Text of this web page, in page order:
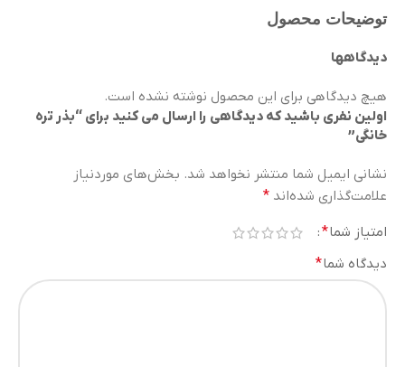
توضیحات محصول
دیدگاهها
هیچ دیدگاهی برای این محصول نوشته نشده است.
اولین نفری باشید که دیدگاهی را ارسال می کنید برای “بذر تره
خانگی”
نشانی ایمیل شما منتشر نخواهد شد. بخش‌های موردنیاز
علامت‌گذاری شده‌اند *
امتیاز شما*
دیدگاه شما*